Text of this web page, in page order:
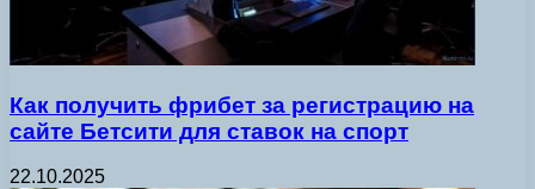
Как получить фрибет за регистрацию на
сайте Бетсити для ставок на спорт
22.10.2025